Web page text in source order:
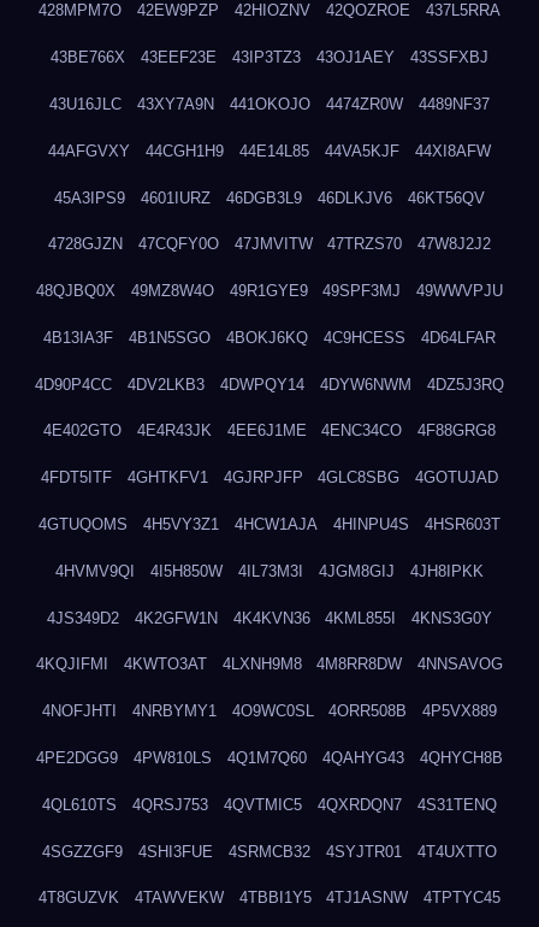
428MPM7O 42EW9PZP 42HIOZNV 42QOZROE 437L5RRA
43BE766X 43EEF23E 43IP3TZ3 43OJ1AEY 43SSFXBJ
43U16JLC 43XY7A9N 441OKOJO 4474ZR0W 4489NF37
44AFGVXY 44CGH1H9 44E14L85 44VA5KJF 44XI8AFW
45A3IPS9 4601IURZ 46DGB3L9 46DLKJV6 46KT56QV
4728GJZN 47CQFY0O 47JMVITW 47TRZS70 47W8J2J2
48QJBQ0X 49MZ8W4O 49R1GYE9 49SPF3MJ 49WWVPJU
4B13IA3F 4B1N5SGO 4BOKJ6KQ 4C9HCESS 4D64LFAR
4D90P4CC 4DV2LKB3 4DWPQY14 4DYW6NWM 4DZ5J3RQ
4E402GTO 4E4R43JK 4EE6J1ME 4ENC34CO 4F88GRG8
4FDT5ITF 4GHTKFV1 4GJRPJFP 4GLC8SBG 4GOTUJAD
4GTUQOMS 4H5VY3Z1 4HCW1AJA 4HINPU4S 4HSR603T
4HVMV9QI 4I5H850W 4IL73M3I 4JGM8GIJ 4JH8IPKK
4JS349D2 4K2GFW1N 4K4KVN36 4KML855I 4KNS3G0Y
4KQJIFMI 4KWTO3AT 4LXNH9M8 4M8RR8DW 4NNSAVOG
4NOFJHTI 4NRBYMY1 4O9WC0SL 4ORR508B 4P5VX889
4PE2DGG9 4PW810LS 4Q1M7Q60 4QAHYG43 4QHYCH8B
4QL610TS 4QRSJ753 4QVTMIC5 4QXRDQN7 4S31TENQ
4SGZZGF9 4SHI3FUE 4SRMCB32 4SYJTR01 4T4UXTTO
4T8GUZVK 4TAWVEKW 4TBBI1Y5 4TJ1ASNW 4TPTYC45